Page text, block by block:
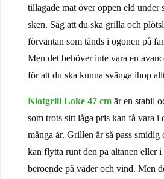
tillagade mat över öppen eld under
sken. Säg att du ska grilla och
förväntan som tänds i ögonen på
Men det behöver inte vara en
för att du ska kunna svänga ihop
Klotgrill Loke 47 cm är en stabil
som trots sitt låga pris kan få vara i
många år. Grillen är så pass
kan flytta runt den på altanen eller i
beroende på väder och vind. Men